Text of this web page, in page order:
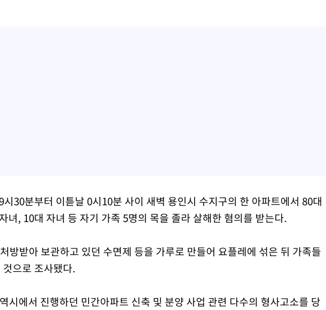
30분부터 이튿날 0시10분 사이 새벽 용인시 수지구의 한 아파트에서 80대
녀, 10대 자녀 등 자기 가족 5명의 목을 졸라 살해한 혐의를 받는다.
방받아 보관하고 있던 수면제 등을 가루로 만들어 요플레에 섞은 뒤 가족들
으로 조사됐다.
시에서 진행하던 민간아파트 신축 및 분양 사업 관련 다수의 형사고소를 당